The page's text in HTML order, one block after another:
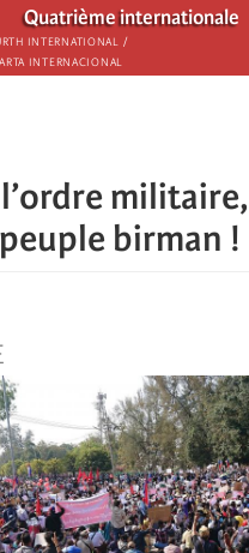
Quatrième internationale
International /
Internacional
birman !